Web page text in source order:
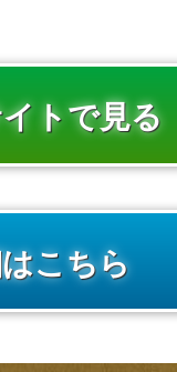
トで見る
こちら